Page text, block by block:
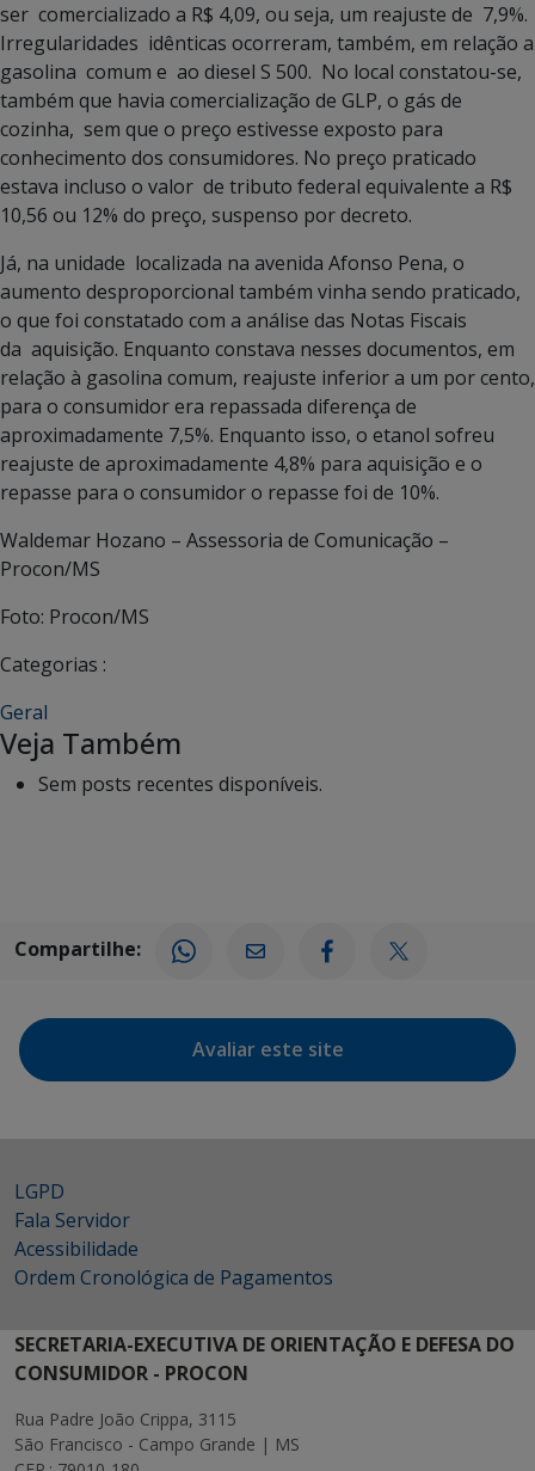
ser comercializado a R$ 4,09, ou seja, um reajuste de 7,9%.
Irregularidades idênticas ocorreram, também, em relação a
gasolina comum e ao diesel S 500. No local constatou-se,
também que havia comercialização de GLP, o gás de
cozinha, sem que o preço estivesse exposto para
conhecimento dos consumidores. No preço praticado
estava incluso o valor de tributo federal equivalente a R$
10,56 ou 12% do preço, suspenso por decreto.
Já, na unidade localizada na avenida Afonso Pena, o
aumento desproporcional também vinha sendo praticado,
o que foi constatado com a análise das Notas Fiscais
da aquisição. Enquanto constava nesses documentos, em
relação à gasolina comum, reajuste inferior a um por cento,
para o consumidor era repassada diferença de
aproximadamente 7,5%. Enquanto isso, o etanol sofreu
reajuste de aproximadamente 4,8% para aquisição e o
repasse para o consumidor o repasse foi de 10%.
Waldemar Hozano – Assessoria de Comunicação –
Procon/MS
Foto: Procon/MS
Categorias :
Geral
Veja Também
Sem posts recentes disponíveis.
Compartilhe:
Avaliar este site
LGPD
Fala Servidor
Acessibilidade
Ordem Cronológica de Pagamentos
SECRETARIA-EXECUTIVA DE ORIENTAÇÃO E DEFESA DO
CONSUMIDOR - PROCON
Rua Padre João Crippa, 3115
São Francisco - Campo Grande | MS